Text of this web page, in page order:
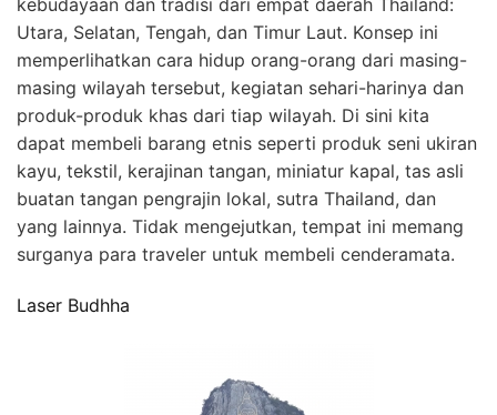
kebudayaan dan tradisi dari empat daerah Thailand:
Utara, Selatan, Tengah, dan Timur Laut. Konsep ini
memperlihatkan cara hidup orang-orang dari masing-
masing wilayah tersebut, kegiatan sehari-harinya dan
produk-produk khas dari tiap wilayah. Di sini kita
dapat membeli barang etnis seperti produk seni ukiran
kayu, tekstil, kerajinan tangan, miniatur kapal, tas asli
buatan tangan pengrajin lokal, sutra Thailand, dan
yang lainnya. Tidak mengejutkan, tempat ini memang
surganya para traveler untuk membeli cenderamata.
Laser Budhha